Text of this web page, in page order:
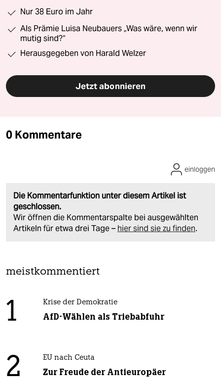
Nur 38 Euro im Jahr
Als Prämie Luisa Neubauers „Was wäre, wenn wir
mutig sind?“
Herausgegeben von Harald Welzer
Jetzt abonnieren
0 Kommentare
Die Kommentarfunktion unter diesem Artikel ist
geschlossen.
Wir öffnen die Kommentarspalte bei ausgewählten
Artikeln für etwa drei Tage – hier sind sie zu finden.
einloggen
meistkommentiert
1 Krise der Demokratie
AfD-Wählen als Triebabfuhr
2 EU nach Ceuta
Zur Freude der Antieuropäer